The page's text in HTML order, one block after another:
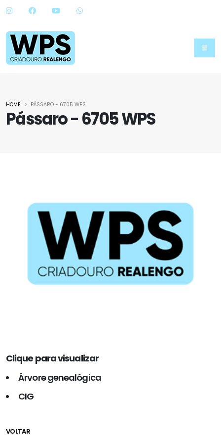
Pássaro - 6705 WPS
HOME PÁSSARO - 6705 WPS
Clique para visualizar
Árvore genealógica
CIG
VOLTAR